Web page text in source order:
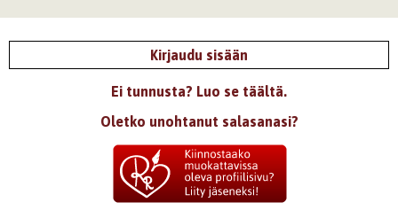
Kirjaudu sisään
Ei tunnusta? Luo se täältä.
Oletko unohtanut salasanasi?